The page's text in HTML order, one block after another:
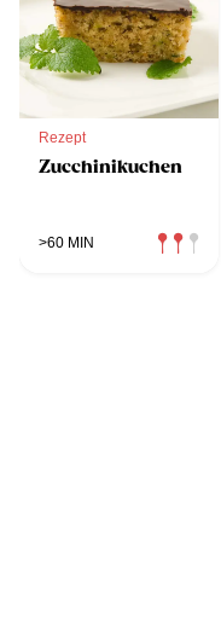
Rezept
Zucchinikuchen
>60 MIN